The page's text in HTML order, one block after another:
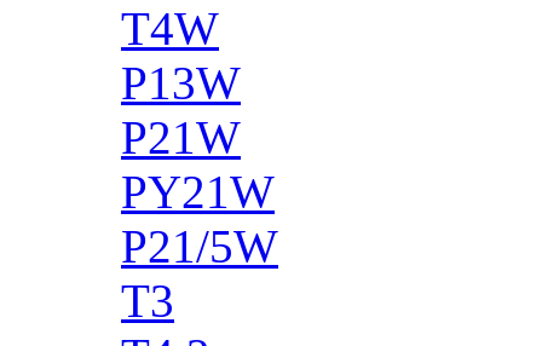
T4W
P13W
P21W
PY21W
P21/5W
T3